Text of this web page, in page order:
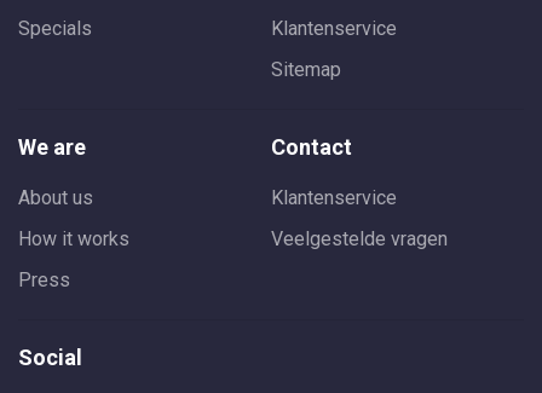
Specials
Klantenservice
Sitemap
We are
About us
How it works
Press
Contact
Klantenservice
Veelgestelde vragen
Social